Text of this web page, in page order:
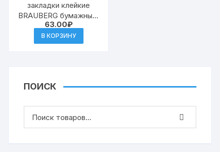
закладки клейкие
BRAUBERG бумажные,
75х14 мм, 4 цвета х 100
листов, белые, с
цветным краем
63.00₽
В КОРЗИНУ
ПОИСК